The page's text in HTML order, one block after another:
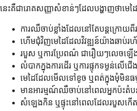
នេះគឺជារោគសញ្ញាសំខាន់ៗដែលបង្ហាញថាមេដ
ការឈឺចាប់ខ្លាំងដែលនៅតែបន្តក្រោយ
ហើមជុំវិញមេដៃដែលវិវឌ្ឍន៍យ៉ាងឆាប់រ
របួស ឬការប្រែពណ៌ ជារឿយៗលេចឡើ
លំបាកក្នុងការដើរ ឬការផ្ទុកទម្ងន់លើជើ
មេដៃដែលមើលទៅខូច ឬពត់ក្នុងមុំមិនធម្
មានអារម្មណ៍ឈឺចាប់នៅពេលអ្នកប៉ះតំប
សំឡេងកិន ឬផ្ទុះនៅពេលដែលរបួសកើ